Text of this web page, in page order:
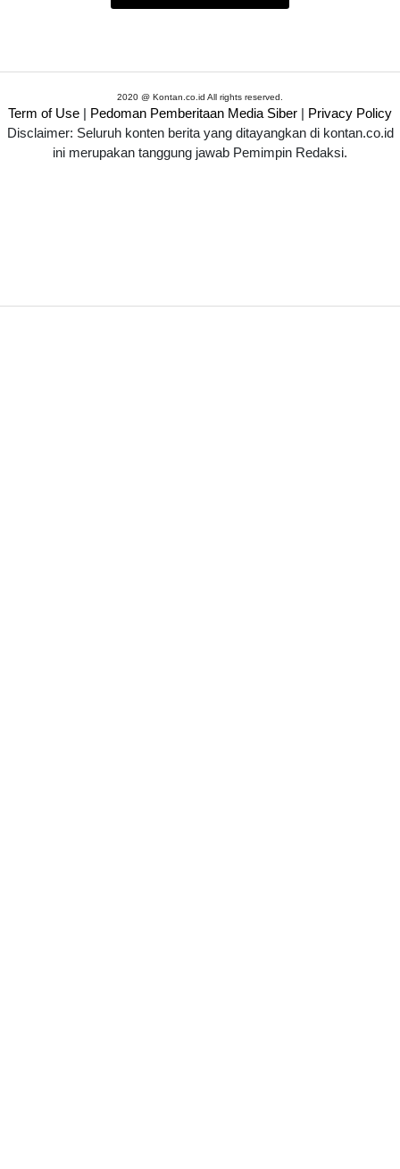
2020 @ Kontan.co.id All rights reserved.
Term of Use | Pedoman Pemberitaan Media Siber | Privacy Policy
Disclaimer: Seluruh konten berita yang ditayangkan di kontan.co.id
ini merupakan tanggung jawab Pemimpin Redaksi.